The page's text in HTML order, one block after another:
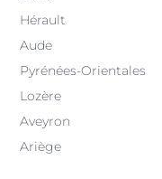
Hérault
Aude
Pyrénées-Orientales
Lozère
Aveyron
Ariège